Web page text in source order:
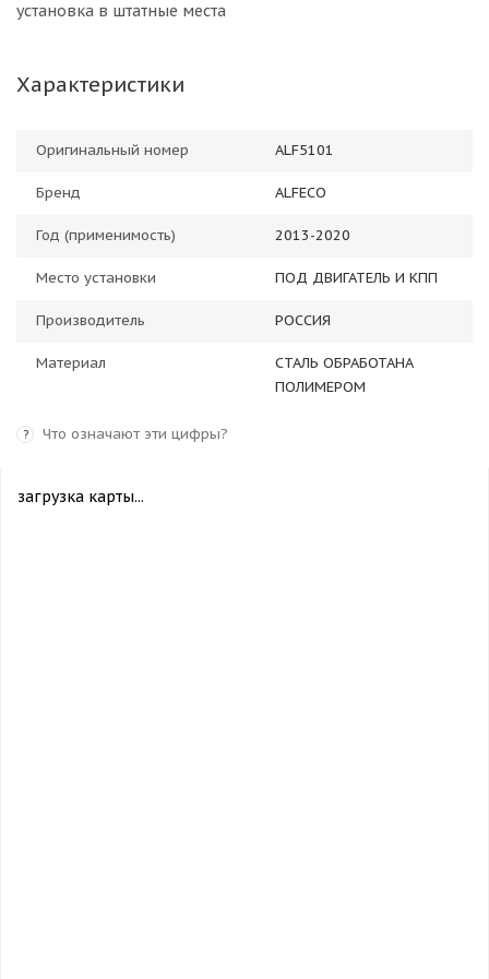
установка в штатные места
Характеристики
Оригинальный номер ALF5101
Бренд ALFECO
Год (применимость) 2013-2020
Место установки ПОД ДВИГАТЕЛЬ И КПП
Производитель РОССИЯ
Материал
СТАЛЬ ОБРАБОТАНА
ПОЛИМЕРОМ
? Что означают эти цифры?
загрузка карты...